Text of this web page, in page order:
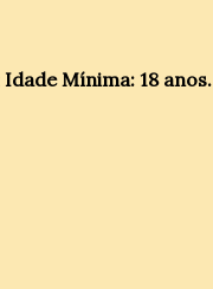
Mínima: 18 anos.